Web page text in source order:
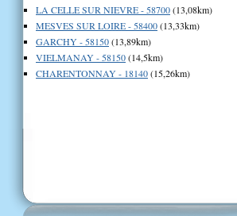
LA CELLE SUR NIEVRE - 58700(13,08km)
MESVES SUR LOIRE - 58400(13,33km)
GARCHY - 58150(13,89km)
VIELMANAY - 58150(14,5km)
CHARENTONNAY - 18140(15,26km)